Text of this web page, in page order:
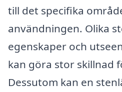
till det specifika
användningen. Olika
egenskaper och
kan göra stor skillnad
Dessutom kan en